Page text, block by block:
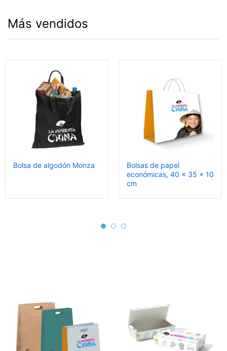
Más vendidos
Bolsa de algodón Monza
Bolsas de papel
económicas, 40 x 35 x 10
cm